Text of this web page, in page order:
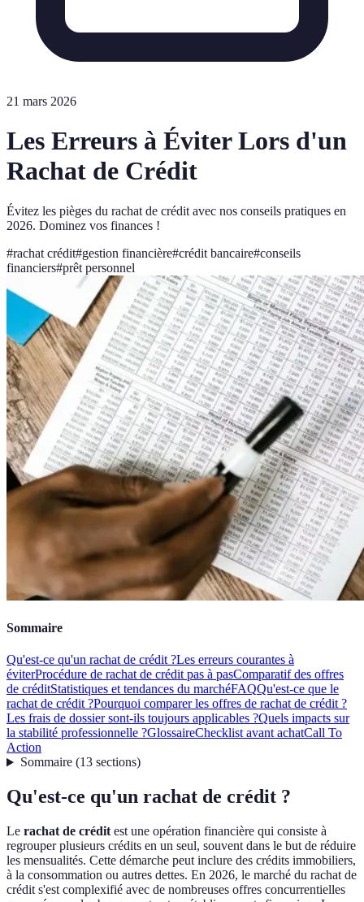
21 mars 2026
Les Erreurs à Éviter Lors d'un
Rachat de Crédit
Évitez les pièges du rachat de crédit avec nos conseils pratiques en
2026. Dominez vos finances !
#rachat crédit#gestion financière#crédit bancaire#conseils
financiers#prêt personnel
Sommaire
Qu'est-ce qu'un rachat de crédit ?Les erreurs courantes à
éviterProcédure de rachat de crédit pas à pasComparatif des offres
de créditStatistiques et tendances du marchéFAQQu'est-ce que le
rachat de crédit ?Pourquoi comparer les offres de rachat de crédit ?
Les frais de dossier sont-ils toujours applicables ?Quels impacts sur
la stabilité professionnelle ?GlossaireChecklist avant achatCall To
Action
Sommaire(13 sections)
Qu'est-ce qu'un rachat de crédit ?
Le rachat de crédit est une opération financière qui consiste à
regrouper plusieurs crédits en un seul, souvent dans le but de réduire
les mensualités. Cette démarche peut inclure des crédits immobiliers,
à la consommation ou autres dettes. En 2026, le marché du rachat de
crédit s'est complexifié avec de nombreuses offres concurrentielles